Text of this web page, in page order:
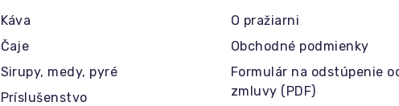
Káva
Čaje
Sirupy, medy, pyré
Príslušenstvo
O pražiarni
Obchodné podmienky
Formulár na odstúpenie
zmluvy (PDF)